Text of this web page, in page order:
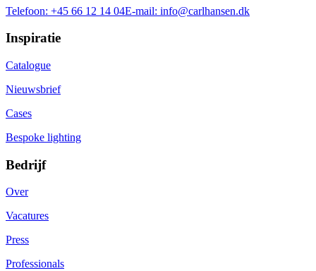
Telefoon: +45 66 12 14 04E-mail: info@carlhansen.dk
Inspiratie
Catalogue
Nieuwsbrief
Cases
Bespoke lighting
Bedrijf
Over
Vacatures
Press
Professionals